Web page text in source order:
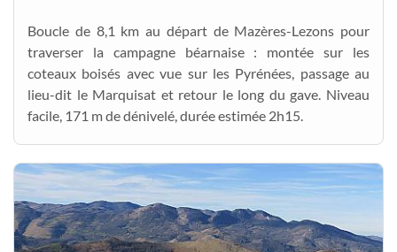
Boucle de 8,1 km au départ de Mazères-Lezons pour
traverser la campagne béarnaise : montée sur les
coteaux boisés avec vue sur les Pyrénées, passage au
lieu-dit le Marquisat et retour le long du gave. Niveau
facile, 171 m de dénivelé, durée estimée 2h15.